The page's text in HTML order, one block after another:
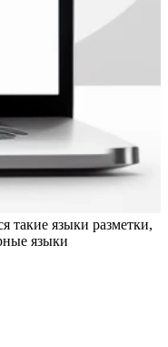
такие языки разметки,
языки